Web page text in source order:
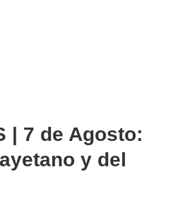
| 7 de Agosto:
y del